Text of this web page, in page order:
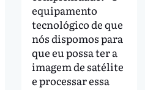
equipamento
tecnológico de que
nós dispomos para
que eu possa ter a
imagem de satélite
e processar essa